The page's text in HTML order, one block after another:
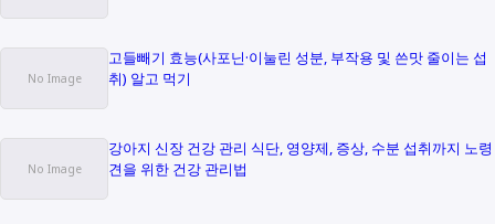
고들빼기 효능(사포닌·이눌린 성분, 부작용 및 쓴맛 줄이는 섭
취) 알고 먹기
강아지 신장 건강 관리 식단, 영양제, 증상, 수분 섭취까지 노령
견을 위한 건강 관리법